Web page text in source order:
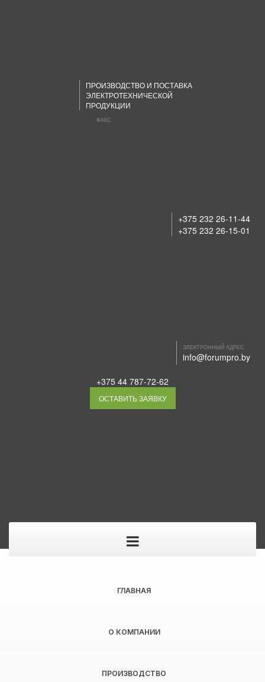
ПРОИЗВОДСТВО И ПОСТАВКА
ЭЛЕКТРОТЕХНИЧЕСКОЙ
ПРОДУКЦИИ
ФАКС
+375 232 26-11-44
+375 232 26-15-01
ЭЛЕКТРОННЫЙ АДРЕС
info@forumpro.by
+375 44 787-72-62
ОСТАВИТЬ ЗАЯВКУ
ГЛАВНАЯ
О КОМПАНИИ
ПРОИЗВОДСТВО